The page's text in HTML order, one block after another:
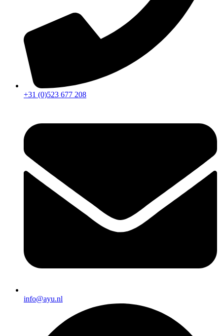
+31 (0)523 677 208
info@ayu.nl